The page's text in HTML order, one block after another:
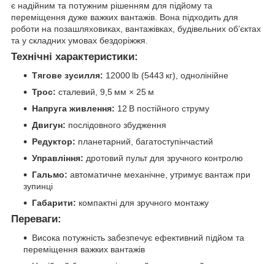
є надійним та потужним рішенням для підйому та
переміщення дуже важких вантажів. Вона підходить для
роботи на позашляховиках, вантажівках, будівельних об’єктах
та у складних умовах бездоріжжя.
Технічні характеристики:
Тягове зусилля: 12000 lb (5443 кг), однолінійне
Трос: сталевий, 9,5 мм × 25 м
Напруга живлення: 12 В постійного струму
Двигун: послідовного збудження
Редуктор: планетарний, багатоступінчастий
Управління: дротовий пульт для зручного контролю
Гальмо: автоматичне механічне, утримує вантаж при
зупинці
Габарити: компактні для зручного монтажу
Переваги:
Висока потужність забезпечує ефективний підйом та
переміщення важких вантажів